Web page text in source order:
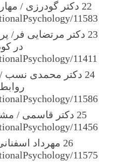
22 دکتر گودرزی / مهارتهای زندگی نوجوانان
11583
23 دکتر مرتضایی
در
11411
24 دکتر محمدی نسب
11586
25 دکتر قاسمی / مشاوره با مراجع مقاوم
11456
26 مهرداد اسفنانی / تفسیر نقاشی
11575